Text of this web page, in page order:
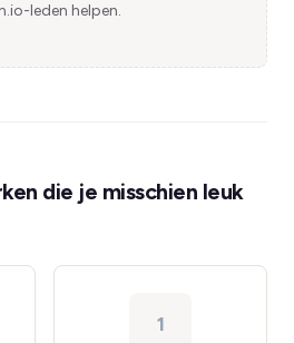
leden helpen.
die je misschien leuk
1